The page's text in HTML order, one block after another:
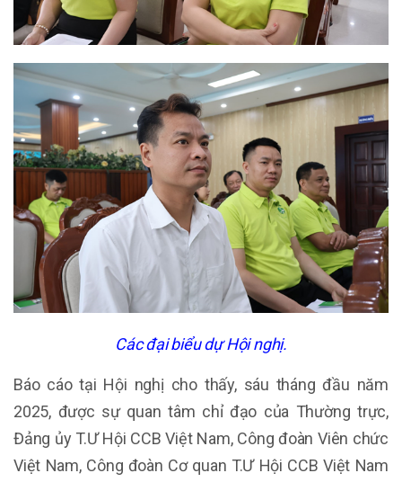
Các đại biểu dự Hội nghị.
Báo cáo tại Hội nghị cho thấy, sáu tháng đầu năm
2025, được sự quan tâm chỉ đạo của Thường trực,
Đảng ủy T.Ư Hội CCB Việt Nam, Công đoàn Viên chức
Việt Nam, Công đoàn Cơ quan T.Ư Hội CCB Việt Nam